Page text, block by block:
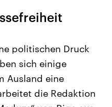
USA
Aktuelle Beiträge,
politischen Druck
sich einige
Ausland eine
die Redaktion